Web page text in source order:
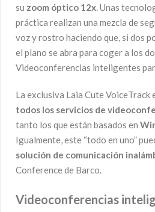
su zoom óptico 12x. Unas
práctica realizan una mezcla de
voz y rostro haciendo que, si dos
el plano se abra para coger a los
Videoconferencias inteligentes
La exclusiva Laia Cute VoiceTrack
todos los servicios de
tanto los que están basados en
Igualmente, este “todo en uno”
solución de comunicación
Conference de Barco.
Videoconferencias